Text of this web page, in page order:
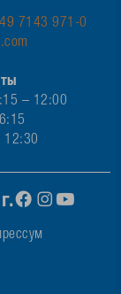
7143 971-0
– 12:00
12:30